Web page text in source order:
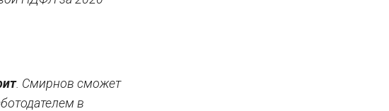
. Смирнов сможет
в